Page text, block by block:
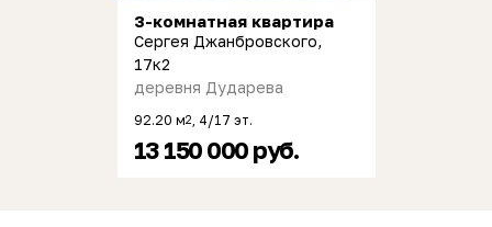
3-комнатная квартира
Сергея Джанбровского,
17к2
деревня Дударева
92.20 м2 , 4/17 эт.
13 150 000 руб.